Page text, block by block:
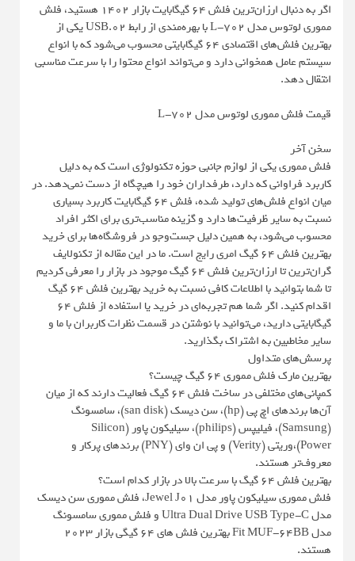
اگر به دنبال ارزان‌ترین فلش 64 گیگابایت بازار 1402 هستید، فلش
مموری لوتوس مدل L-702 با بهره‌مندی از رابط USB.02 یکی از
بهترین فلش‌های اقتصادی 64 گیگابایتی محسوب می‌شود که با انواع
سیستم عامل همخوانی دارد و می‌تواند انواع محتوا را با سرعت مناسبی
انتقال دهد.
قیمت فلش مموری لوتوس مدل L-702
سخن آخر
فلش مموری یکی از لوازم جانبی حوزه تکنولوژی است که به دلیل
کاربرد فراوانی که دارد، طرفداران خود را هیچگاه از دست نمی‌دهد. در
میان انواع فلش‌های تولید شده، فلش 64 گیگابایت کاربرد بسیاری
نسبت به سایر ظرفیت‌ها دارد و گزینه مناسب‌تری برای اکثر افراد
محسوب می‌شود، به همین دلیل جست‌وجو در فروشگاه‌ها برای خرید
بهترین فلش 64 گیگ امری رایج است. ما در این مقاله از تکنولایف
گران‌ترین تا ارزان‌ترین فلش 64 گیگ موجود در بازار را معرفی کردیم
تا شما بتوانید با اطلاعات کافی نسبت به خرید بهترین فلش 64 گیگ
اقدام کنید. اگر شما هم تجربه‌ای در خرید یا استفاده از فلش 64
گیگابایتی دارید، می‌توانید با نوشتن در قسمت نظرات کاربران با ما و
سایر مخاطبین به اشتراک بگذارید.
پرسش‌های متداول
بهترین مارک فلش مموری 64 گیگ چیست؟
کمپانی‌های مختلفی در ساخت فلش 64 گیگ فعالیت دارند که از میان
آن‌ها برندهای اچ پی (hp)، سن دیسک (san disk)، سامسونگ
(Samsung)، فیلیپس (philips)، سیلیکون پاور (Silicon
Power)،وریتی (Verity) و پی ان وای (PNY) برندهای پرکار و
معروف‌تر هستند.
بهترین فلش 64 گیگ با سرعت بالا در بازار کدام است؟
فلش مموری سیلیکون پاور مدل Jewel J01، فلش مموری سن دیسک
مدل Ultra Dual Drive USB Type-C و فلش مموری سامسونگ
مدل Fit MUF-64BB بهترین فلش های 64 گیگی بازار 2023
هستند.